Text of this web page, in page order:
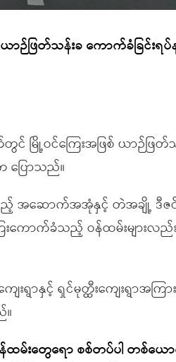
ဖြတ်သန်းခ ကောက်ခံခြင်းရပ်
ြို့ဝင်ကြေးအဖြစ် ယာဉ်ဖြတ်သ
ပြောသည်။
ည့် အဆောက်အအုံနှင့် တဲအချို့ ဒီဇ
ေးကောက်ခံသည့် ဝန်ထမ်းများလည်
ရွာနှင့် ရှင်မုတ္ထီးကျေးရွာအကြ
ထမ်းတွေရော စစ်တပ်ပါ တစ်ယေ